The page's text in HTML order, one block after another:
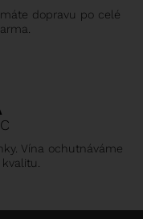
dopravu po celé
Vína ochutnáváme